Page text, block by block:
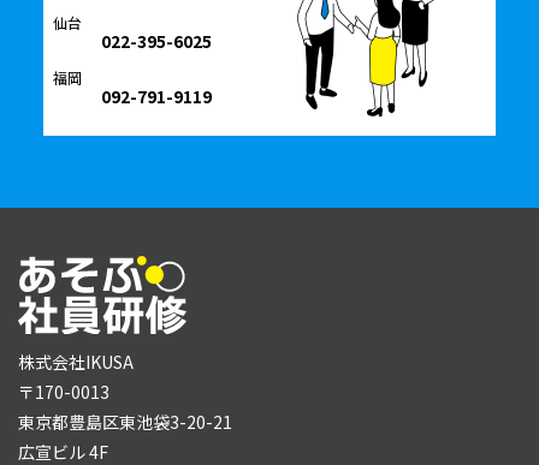
仙台
022-395-6025
福岡
092-791-9119
株式会社IKUSA
〒170-0013
東京都豊島区東池袋3-20-21
広宣ビル 4F